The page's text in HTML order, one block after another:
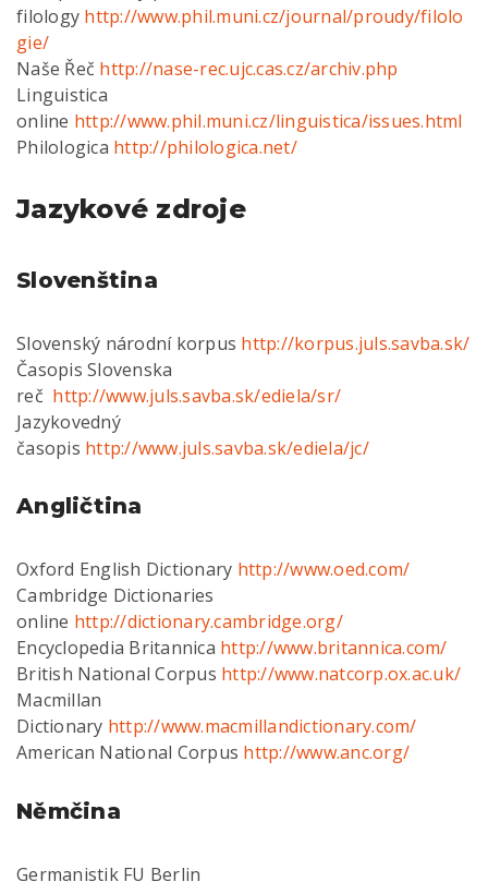
filology http://www.phil.muni.cz/journal/proudy/filolo
gie/
Naše Řeč http://nase-rec.ujc.cas.cz/archiv.php
Linguistica
online http://www.phil.muni.cz/linguistica/issues.html
Philologica http://philologica.net/
Jazykové zdroje
Slovenština
Slovenský národní korpus http://korpus.juls.savba.sk/
Časopis Slovenska
reč http://www.juls.savba.sk/ediela/sr/
Jazykovedný
časopis http://www.juls.savba.sk/ediela/jc/
Angličtina
Oxford English Dictionary http://www.oed.com/
Cambridge Dictionaries
online http://dictionary.cambridge.org/
Encyclopedia Britannica http://www.britannica.com/
British National Corpus http://www.natcorp.ox.ac.uk/
Macmillan
Dictionary http://www.macmillandictionary.com/
American National Corpus http://www.anc.org/
Němčina
Germanistik FU Berlin